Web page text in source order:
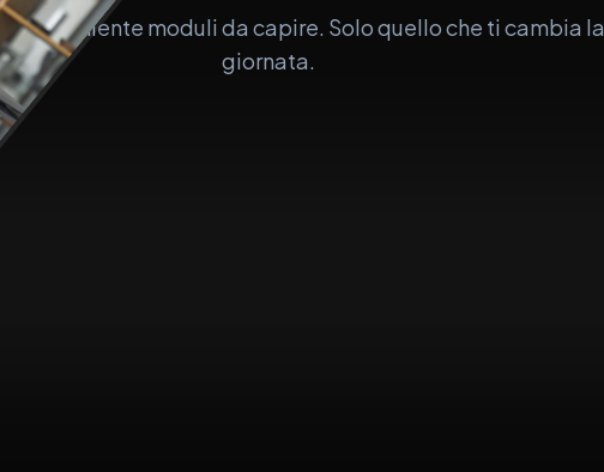
niente moduli da capire. Solo quello che ti cambia la
giornata.